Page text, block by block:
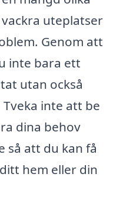
uteplatser
Genom att
inte bara ett
utan också
inte att be
dina behov
så att du kan få
hem eller din